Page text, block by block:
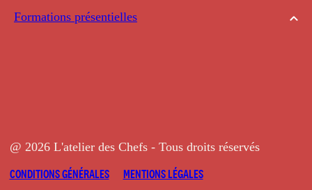
Formations présentielles
@ 2026 L'atelier des Chefs - Tous droits réservés
CONDITIONS GÉNÉRALES
MENTIONS LÉGALES